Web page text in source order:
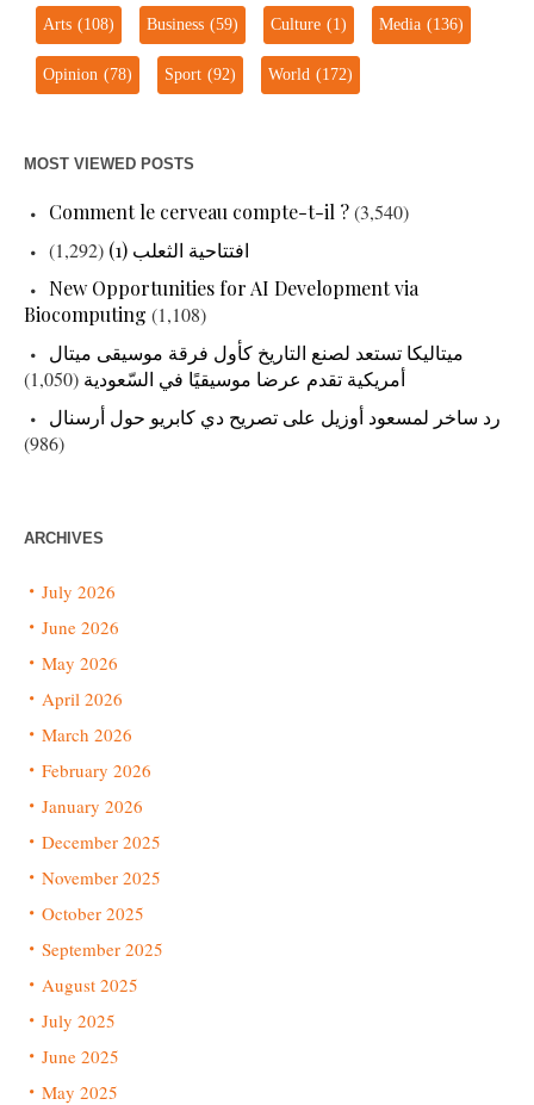
Arts(108) Business(59) Culture(1) Media(136)
Opinion(78) Sport(92) World(172)
MOST VIEWED POSTS
Comment le cerveau compte-t-il ?(3,540)
افتتاحية الثعلب (1)
(1,292)
New Opportunities for AI Development via
Biocomputing (1,108)
ميتاليكا تستعد لصنع التاريخ كأول فرقة موسيقى ميتال
أمريكية تقدم عرضا موسيقيًا في السّعودية (1,050)
رد ساخر لمسعود أوزيل على تصريح دي كابريو حول أرسنال
(986)
ARCHIVES
July 2026
June 2026
May 2026
April 2026
March 2026
February 2026
January 2026
December 2025
November 2025
October 2025
September 2025
August 2025
July 2025
June 2025
May 2025